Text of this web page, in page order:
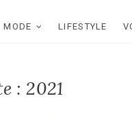
MODE LIFESTYLE
:2021